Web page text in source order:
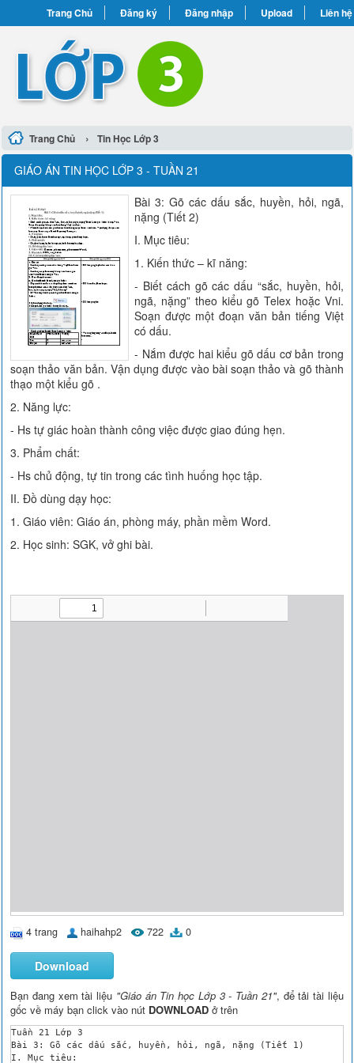
Trang Chủ Đăng ký Đăng nhập Upload Liên hệ
Trang Chủ › Tin Học Lớp 3
GIÁO ÁN TIN HỌC LỚP 3 - TUẦN 21
Bài 3: Gõ các dấu sắc, huyền, hỏi, ngã,
nặng (Tiết 2)
I. Mục tiêu:
1. Kiến thức – kĩ năng:
- Biết cách gõ các dấu “sắc, huyền, hỏi,
ngã, nặng” theo kiểu gõ Telex hoặc Vni.
Soạn được một đoạn văn bản tiếng Việt
có dấu.
- Nắm được hai kiểu gõ dấu cơ bản trong
soạn thảo văn bản. Vận dụng được vào bài soạn thảo và gõ thành
thạo một kiểu gõ .
2. Năng lực:
- Hs tự giác hoàn thành công việc được giao đúng hẹn.
3. Phẩm chất:
- Hs chủ động, tự tin trong các tình huống học tập.
II. Đồ dùng dạy học:
1. Giáo viên: Giáo án, phòng máy, phần mềm Word.
2. Học sinh: SGK, vở ghi bài.
4 trang haihahp2 722 0
Download
Bạn đang xem tài liệu "Giáo án Tin học Lớp 3 - Tuần 21", để tải tài liệu
gốc về máy bạn click vào nút DOWNLOAD ở trên
Tuần 21 Lớp 3
Bài 3: Gõ các dấu sắc, huyền, hỏi, ngã, nặng (Tiết 1)
I. Mục tiêu: